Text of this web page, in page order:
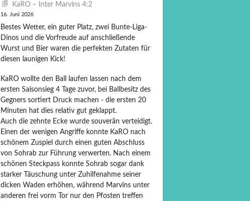
KaRO – Inter Marvins 4:2
16. Juni 2026
Bestes Wetter, ein guter Platz, zwei Bunte-Liga-
Dinos und die Vorfreude auf anschließende
Wurst und Bier waren die perfekten Zutaten für
diesen launigen Kick!
KaRO wollte den Ball laufen lassen nach dem
ersten Saisonsieg 4 Tage zuvor, bei Ballbesitz des
Gegners sortiert Druck machen - die ersten 20
Minuten hat dies relativ gut geklappt.
Auch die zehnte Ecke wurde souverän verteidigt.
Einen der wenigen Angriffe konnte KaRO nach
schönem Zuspiel durch einen guten Abschluss
von Sohrab zur Führung verwerten. Nach einem
schönen Steckpass konnte Sohrab sogar dank
starker Täuschung unter Zuhilfenahme seiner
dicken Waden erhöhen, während Marvins unter
anderen frei vorm Tor nur den Pfosten treffen